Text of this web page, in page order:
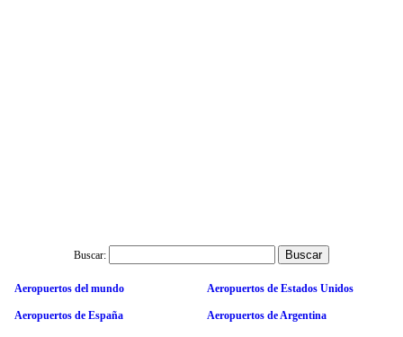
Buscar:
Aeropuertos del mundo Aeropuertos de Estados Unidos
Aeropuertos de España Aeropuertos de Argentina